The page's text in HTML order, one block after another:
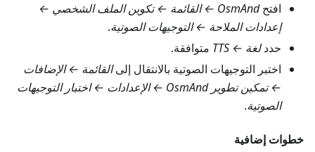
افتح
OsmAnd ← القائمة ← تكوين الملف الشخصي ←
إعدادات الملاحة ← التوجيهات الصوتية.
حددلغة ← TTS
متوافقة.
اختبر التوجيهات الصوتية بالانتقال إلىالقائمة ← الإضافات
← تمكين تطوير OsmAnd ← الإعدادات ← اختبار التوجيهات
الصوتية.
خطوات إضافية